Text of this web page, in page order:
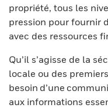
propriété, tous les
pression pour fournir
avec des ressources
Qu’il s’agisse de la
locale ou des
besoin d’une
aux informations